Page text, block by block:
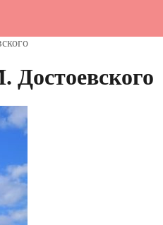
Достоевского